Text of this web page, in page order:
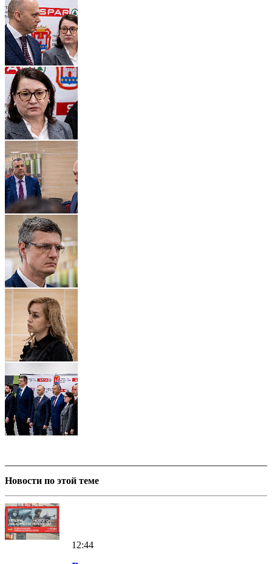
Новости по этой теме
12:44